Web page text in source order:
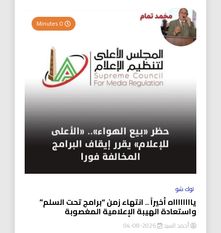
توك شو
يااااااااه أخيراً .. انتهاء زمن “برامج تحت السلم”
واستعادة الهيبة الإعلامية المغصوبة
أحمد السيد 2026-08-04